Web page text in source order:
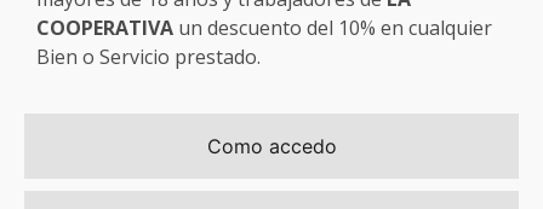
Como accedo
COOPERATIVA un descuento del 10% en cualquier
Bien o Servicio prestado.